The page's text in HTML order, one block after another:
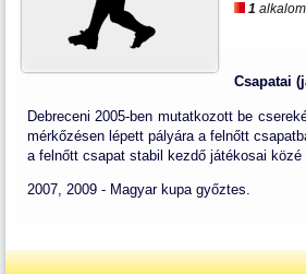
1
Csapatai
Debreceni 2005-ben mutatkozott be
mérkőzésen lépett pályára a felnőtt
a felnőtt csapat stabil kezdő játékosai közé
2007, 2009 - Magyar kupa győztes.